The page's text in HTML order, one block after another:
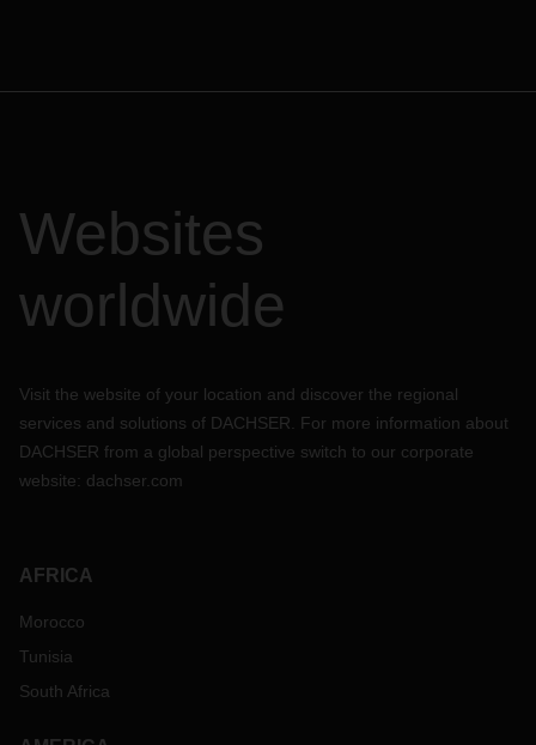
Websites
worldwide
Visit the website of your location and discover the regional
services and solutions of DACHSER. For more information about
DACHSER from a global perspective switch to our corporate
website: dachser.com
AFRICA
Morocco
Tunisia
South Africa